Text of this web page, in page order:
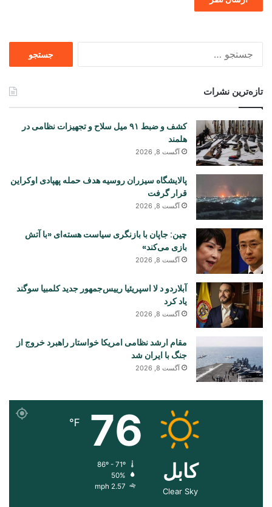
تازه‌ترین نشرات
کشف و ضبط ۹۱ میل سلاح و تجهیزات نظامی در
هلمند
آگست 8, 2026
پالایشگاه سیزران روسیه هدف حمله پهپادی اوکراین
قرار گرفت
آگست 8, 2026
چین: جاپان با بازنگری سیاست هسته‌ای «با آتش
بازی می‌کند»
آگست 8, 2026
آبلاردو د لا اسپریئیا رییس‌جمهور جدید کلمبیا سوگند
یاد کرد
آگست 8, 2026
مقام ارشد نظامی امریکا خواستار راهبرد خروج از
جنگ با ایران شد
آگست 8, 2026
کابل
Clear Sky
76
℉
50%
2.57 mph